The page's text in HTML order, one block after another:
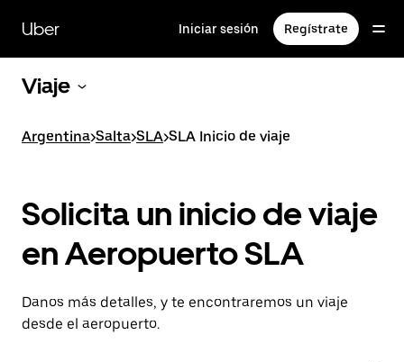
contenido
principal
Uber Iniciar sesión Regístrate
Viaje
Argentina>Salta>SLA>SLA Inicio de viaje
Solicita un inicio de viaje
en Aeropuerto SLA
Danos más detalles, y te encontraremos un viaje
desde el aeropuerto.